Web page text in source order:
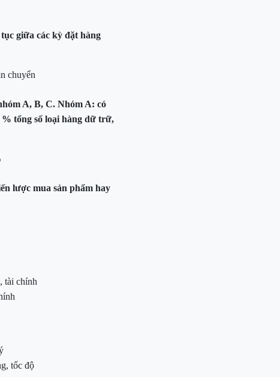
giữa các kỳ đặt hàng
chuyển
A, B, C. Nhóm A: có
tổng số loại hàng dữ trữ,
lược mua sản phẩm hay
tài chính
tốc độ